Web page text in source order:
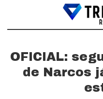
OFICIAL:
de Narcos